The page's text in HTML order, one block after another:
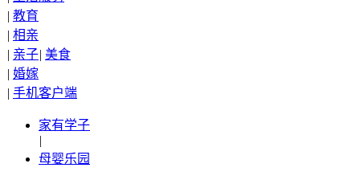
| 教育
| 相亲
| 亲子| 美食
| 婚嫁
| 手机客户端
家有学子
|
母婴乐园